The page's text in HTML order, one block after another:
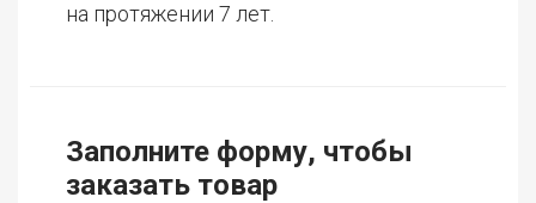
на протяжении 7 лет.
Заполните форму, чтобы
заказать товар